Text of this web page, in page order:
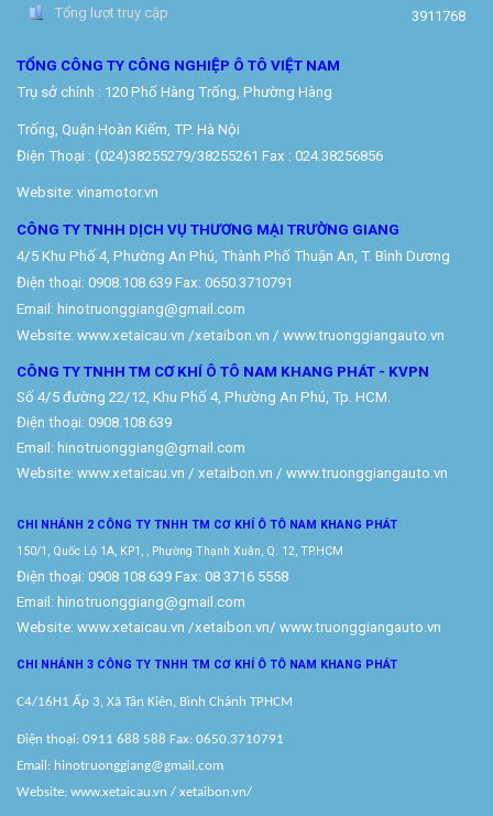
Tổng lượt truy cập
3911768
TỔNG CÔNG TY CÔNG NGHIỆP Ô TÔ VIỆT NAM
Trụ sở chính : 120 Phố Hàng Trống, Phường Hàng
Trống, Quận Hoàn Kiếm, TP. Hà Nội
Điện Thoại : (024)38255279/38255261 Fax : 024.38256856
Website: vinamotor.vn
CÔNG TY TNHH DỊCH VỤ THƯƠNG MẠI TRƯỜNG GIANG
4/5 Khu Phố 4, Phường An Phú, Thành Phố Thuận An, T. Bình Dương
Điện thoại: 0908.108.639 Fax: 0650.3710791
Email: hinotruonggiang@gmail.com
Website: www.xetaicau.vn /xetaibon.vn / www.truonggiangauto.vn
CÔNG TY TNHH TM CƠ KHÍ Ô TÔ NAM KHANG PHÁT - KVPN
Số 4/5 đường 22/12, Khu Phố 4, Phường An Phú, Tp. HCM.
Điện thoại: 0908.108.639
Email: hinotruonggiang@gmail.com
Website: www.xetaicau.vn / xetaibon.vn / www.truonggiangauto.vn
CHI NHÁNH 2 CÔNG TY TNHH TM CƠ KHÍ Ô TÔ NAM KHANG PHÁT
150/1, Quốc Lộ 1A, KP1, , Phường Thạnh Xuân, Q. 12, TP.HCM
Điện thoại: 0908 108 639 Fax: 08 3716 5558
Email: hinotruonggiang@gmail.com
Website: www.xetaicau.vn /xetaibon.vn/ www.truonggiangauto.vn
CHI NHÁNH 3 CÔNG TY TNHH TM CƠ KHÍ Ô TÔ NAM KHANG PHÁT
C4/16H1 Ấp 3, Xã Tân Kiên, Bình Chánh TPHCM
Điện thoại: 0911 688 588 Fax: 0650.3710791
Email: hinotruonggiang@gmail.com
Website: www.xetaicau.vn / xetaibon.vn/